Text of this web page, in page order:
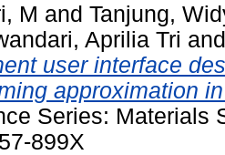
M and Tanjung,
Aprilia Tri
user interface
approximation
Series: Materials
899X